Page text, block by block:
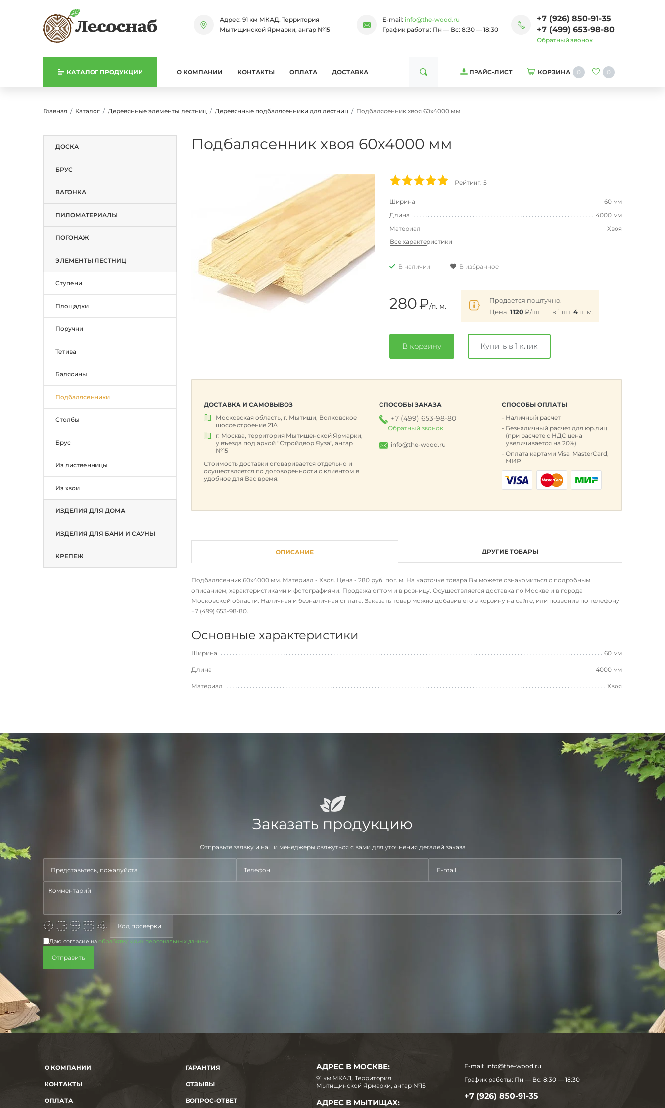
Адрес: 91 км МКАД. Территория
Мытищинской Ярмарки, ангар №15
E-mail: info@the-wood.ru
График работы: Пн — Вс: 8:30 — 18:30
+7 (926) 850-91-35
+7 (499) 653-98-80
Обратный звонок
КАТАЛОГ ПРОДУКЦИИ О КОМПАНИИ КОНТАКТЫ ОПЛАТА ДОСТАВКА ПРАЙС-ЛИСТ КОРЗИНА 0 0
Главная Каталог Деревянные элементы лестниц Деревянные подбалясенники для лестниц Подбалясенник хвоя 60х4000 мм
ДОСКА
БРУС
ВАГОНКА
ПИЛОМАТЕРИАЛЫ
ПОГОНАЖ
ЭЛЕМЕНТЫ ЛЕСТНИЦ
Ступени
Площадки
Поручни
Тетива
Балясины
Подбалясенники
Столбы
Брус
Из лиственницы
Из хвои
ИЗДЕЛИЯ ДЛЯ ДОМА
ИЗДЕЛИЯ ДЛЯ БАНИ И САУНЫ
КРЕПЕЖ
Подбалясенник хвоя 60х4000 мм
Рейтинг: 5
Ширина
60 мм
Длина
4000 мм
Материал
Хвоя
Все характеристики
В наличии В избранное
280₽/п. м.
Продается поштучно.
Цена: 1120₽/шт в 1 шт: 4 п. м.
В корзину Купить в 1 клик
ДОСТАВКА И САМОВЫВОЗ
Московская область, г. Мытищи, Волковское
шоссе строение 21А
г. Москва, территория Мытищенской Ярмарки,
у въезда под аркой "Стройдвор Яуза", ангар
№15
Стоимость доставки оговаривается отдельно и
осуществляется по договоренности с клиентом в
удобное для Вас время.
СПОСОБЫ ЗАКАЗА
+7 (499) 653-98-80
Обратный звонок
info@the-wood.ru
СПОСОБЫ ОПЛАТЫ
Наличный расчет
Безналичный расчет для юр.лиц
(при расчете с НДС цена
увеличивается на 20%)
Оплата картами Visa, MasterCard,
МИР
ОПИСАНИЕ
Подбалясенник 60х4000 мм. Материал - Хвоя. Цена - 280 руб. пог. м. На карточке товара Вы можете ознакомиться с подробным
описанием, характеристиками и фотографиями. Продажа оптом и в розницу. Осуществляется доставка по Москве и в города
Московской области. Наличная и безналичная оплата. Заказать товар можно добавив его в корзину на сайте, или позвонив по телефону
+7 (499) 653-98-80.
Основные характеристики
Ширина 60 мм
Длина 4000 мм
Материал Хвоя
ДРУГИЕ ТОВАРЫ
Заказать продукцию
Отправьте заявку и наши менеджеры свяжуться с вами для уточнения деталей заказа
*** ***** ***** ******* *
* * * * * * * **
* * * * * * ****** * *
* * * ** ****** * * *
* * * * * * *******
* * * * * * * *
*** ***** **** ***** *
Даю согласие на обработку моих персональных данных
О КОМПАНИИ
КОНТАКТЫ
ОПЛАТА
ГАРАНТИЯ
ОТЗЫВЫ
ВОПРОС-ОТВЕТ
АДРЕС В МОСКВЕ:
91 км МКАД. Территория
Мытищинской Ярмарки, ангар №15
АДРЕС В МЫТИЩАХ:
E-mail: info@the-wood.ru
График работы: Пн — Вс: 8:30 — 18:30
+7 (926) 850-91-35